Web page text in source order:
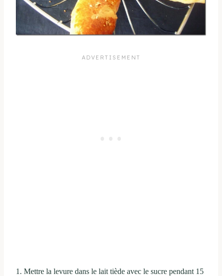
1. Mettre la levure dans le lait tiède avec le sucre pendant 15